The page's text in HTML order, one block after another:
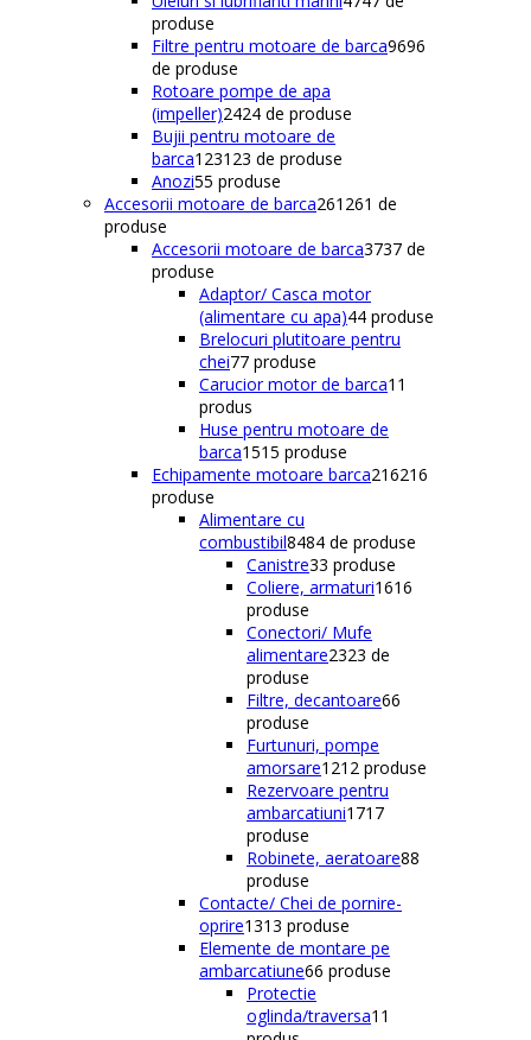
produse
Filtre pentru motoare de barca9696
de produse
Rotoare pompe de apa
(impeller)2424 de produse
Bujii pentru motoare de
barca123123 de produse
Anozi55 produse
Accesorii motoare de barca261 261 de
produse
Accesorii motoare de barca3737 de
produse
Adaptor/ Casca motor
(alimentare cu apa)44 produse
Brelocuri plutitoare pentru
chei77 produse
Carucior motor de barca1 1
produs
Huse pentru motoare de
barca1515 produse
Echipamente motoare barca216216
produse
Alimentare cu
combustibil8484 de produse
Canistre33 produse
Coliere, armaturi1616
produse
Conectori/ Mufe
alimentare2323 de
produse
Filtre, decantoare66
produse
Furtunuri, pompe
amorsare1212 produse
Rezervoare pentru
ambarcatiuni1717
produse
Robinete, aeratoare88
produse
Contacte/ Chei de pornire-
oprire1313 produse
Elemente de montare pe
ambarcatiune66 produse
Protectie
oglinda/traversa1 1